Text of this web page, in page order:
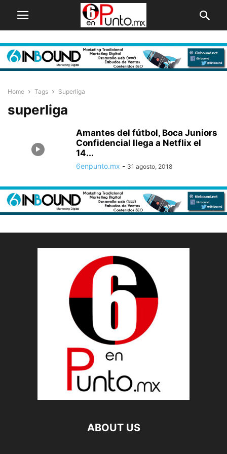
Home Tags Superliga
superliga
Amantes del fútbol, Boca Juniors
Confidencial llega a Netflix el
14...
6enpunto.mx - 31 agosto, 2018
ABOUT US